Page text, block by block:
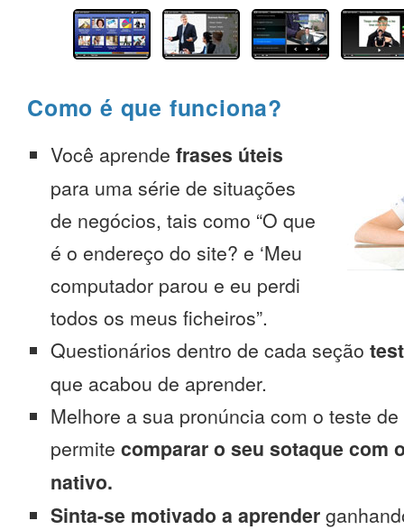
Como é que funciona?
Você aprende frases úteis
para uma série de situações
de negócios, tais como “O que
é o endereço do site? e ‘Meu
computador parou e eu perdi
todos os meus ficheiros”.
Questionários dentro de cada seção
que acabou de aprender.
Melhore a sua pronúncia com o teste
permite comparar o seu sotaque com
nativo.
Sinta-se motivado a aprender